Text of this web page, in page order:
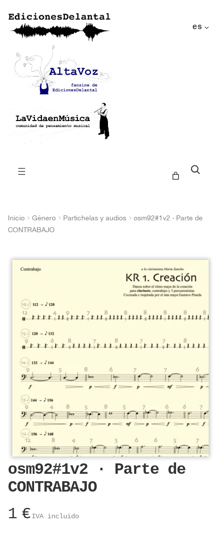
es
Buscar
Inicio Género Partichelas y audios
osm92#1v2 · Parte de
CONTRABAJO
osm92#1v2 · Parte de
CONTRABAJO
1 € IVA incluido